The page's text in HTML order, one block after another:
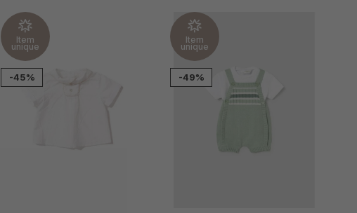
Item
unique
-45%
Item
unique
-49%